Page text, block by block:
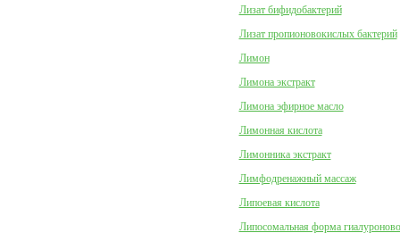
Лизат бифидобактерий
Лизат пропионовокислых бактерий
Лимон
Лимона экстракт
Лимона эфирное масло
Лимонная кислота
Лимонника экстракт
Лимфодренажный массаж
Липоевая кислота
Липосомальная форма